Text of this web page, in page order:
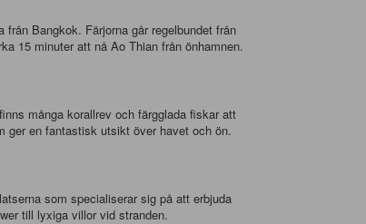
Bangkok. Färjorna går regelbundet från
15 minuter att nå Ao Thian från önhamnen.
många korallrev och färgglada fiskar att
ger en fantastisk utsikt över havet och ön.
som specialiserar sig på att erbjuda
till lyxiga villor vid stranden.